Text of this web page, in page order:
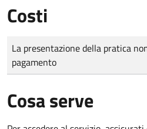
Costi
Tipo di pagamento
Importo
La presentazione della pratica
pagamento
Cosa serve